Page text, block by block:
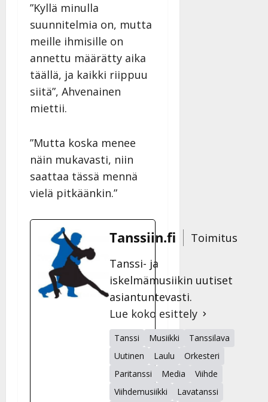
”Kyllä minulla
suunnitelmia on, mutta
meille ihmisille on
annettu määrätty aika
täällä, ja kaikki riippuu
siitä”, Ahvenainen
miettii.
”Mutta koska menee
näin mukavasti, niin
saattaa tässä mennä
vielä pitkäänkin.”
Tanssiin.fi
Toimitus
Tanssi- ja
iskelmämusiikin uutiset
asiantuntevasti.
Lue koko esittely
Tanssi Musiikki
Tanssilava
Uutinen
Laulu
Orkesteri
Paritanssi
Media
Viihde
Viihdemusiikki
Lavatanssi